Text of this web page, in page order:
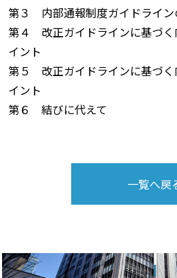
第３ 内部通報制度ガイドライン
第４ 改正ガイドラインに基づく
イント
第５ 改正ガイドラインに基づく
イント
第６ 結びに代えて
一覧へ戻